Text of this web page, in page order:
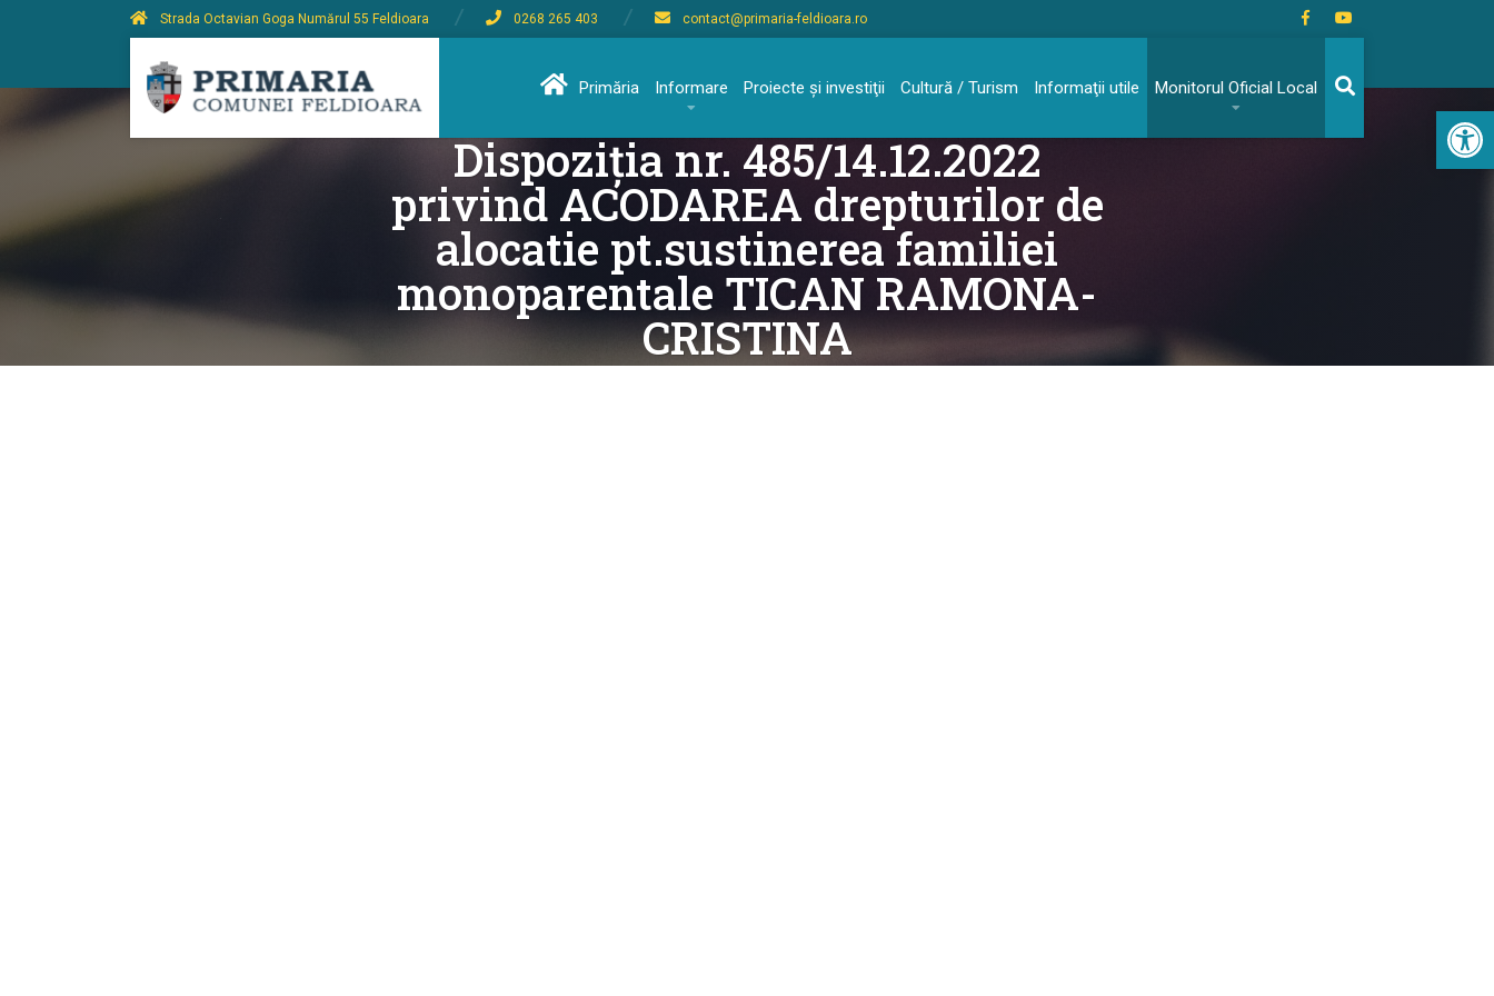
Strada Octavian Goga Numărul 55 Feldioara 0268 265 403 contact@primaria-feldioara.ro
Primăria Informare Proiecte şi investiţii Cultură / Turism Informaţii utile Monitorul Oficial Local
Dispoziţia nr. 485/14.12.2022
privind ACODAREA drepturilor de
alocatie pt.sustinerea familiei
monoparentale TICAN RAMONA-
CRISTINA